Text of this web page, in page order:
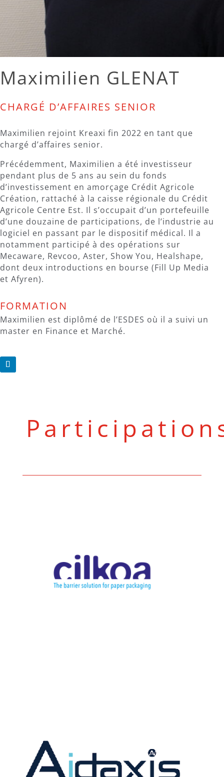
Maximilien GLENAT
CHARGÉ D’AFFAIRES SENIOR
Maximilien rejoint Kreaxi fin 2022 en tant que
chargé d’affaires senior.
Précédemment, Maximilien a été investisseur
pendant plus de 5 ans au sein du fonds
d’investissement en amorçage Crédit Agricole
Création, rattaché à la caisse régionale du Crédit
Agricole Centre Est. Il s’occupait d’un portefeuille
d’une douzaine de participations, de l’industrie au
logiciel en passant par le dispositif médical. Il a
notamment participé à des opérations sur
Mecaware, Revcoo, Aster, Show You, Healshape,
dont deux introductions en bourse (Fill Up Media
et Afyren).
FORMATION
Maximilien est diplômé de l’ESDES où il a suivi un
master en Finance et Marché.